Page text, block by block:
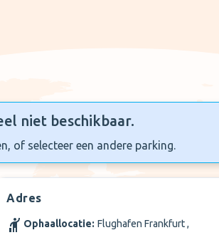
niet beschikbaar.
of selecteer een andere parking.
Adres
Ophaallocatie: Flughafen Frankfurt ,